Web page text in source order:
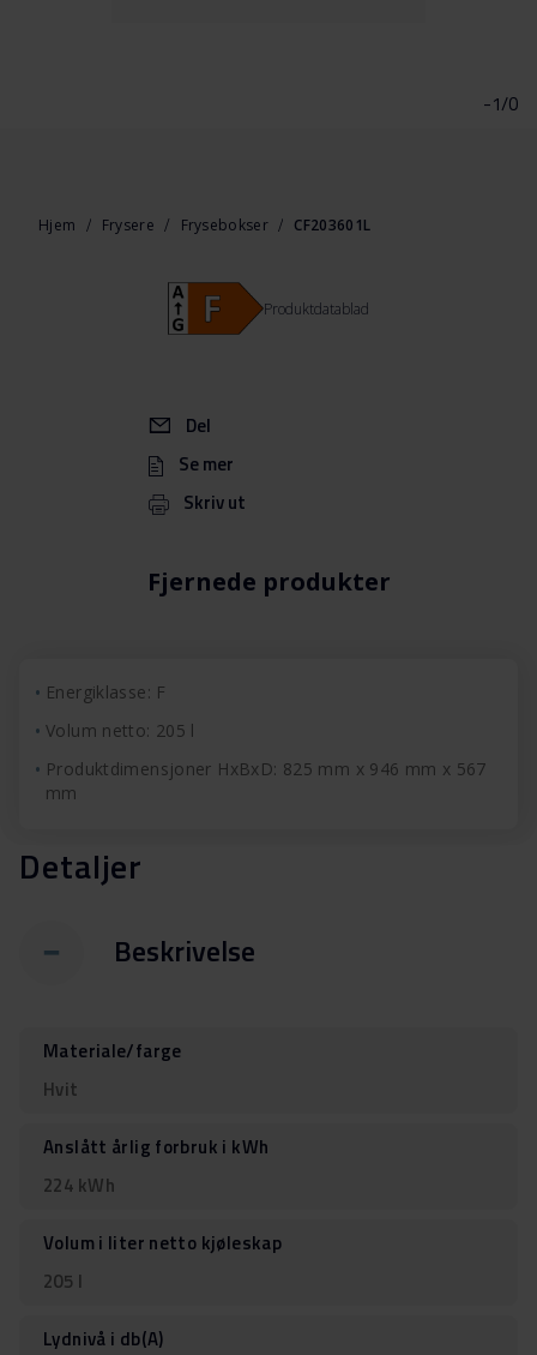
-1/0
Hjem Frysere Frysebokser CF203601L
Fjernede produkter
Del
Se mer
Skriv ut
Produktdatablad
Energiklasse: F
Volum netto: 205 l
Produktdimensjoner HxBxD: 825 mm x 946 mm x 567
mm
Detaljer
Beskrivelse
Materiale/farge
Hvit
Anslått årlig forbruk i kWh
224 kWh
Volum i liter netto kjøleskap
205 l
Lydnivå i db(A)